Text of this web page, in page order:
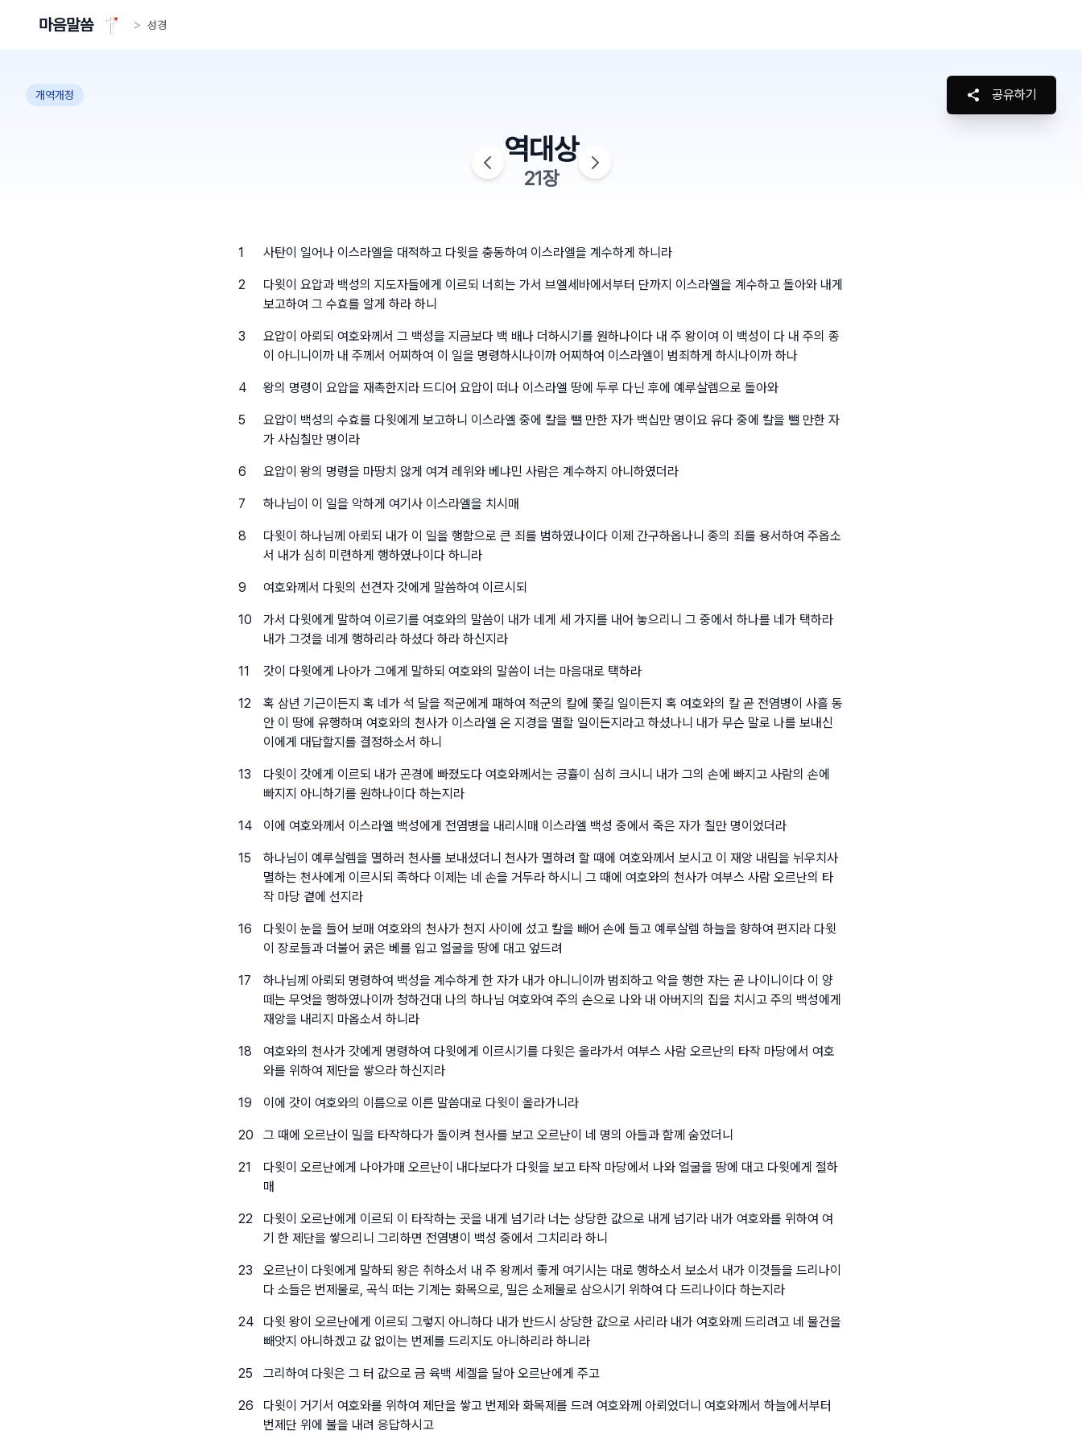
마음말씀 > 성경
개역개정 공유하기
역대상
21장
1 사탄이 일어나 이스라엘을 대적하고 다윗을 충동하여 이스라엘을 계수하게 하니라
2
다윗이 요압과 백성의 지도자들에게 이르되 너희는 가서 브엘세바에서부터 단까지 이스라엘을 계수하고 돌아와 내게
보고하여 그 수효를 알게 하라 하니
3
요압이 아뢰되 여호와께서 그 백성을 지금보다 백 배나 더하시기를 원하나이다 내 주 왕이여 이 백성이 다 내 주의 종
이 아니니이까 내 주께서 어찌하여 이 일을 명령하시나이까 어찌하여 이스라엘이 범죄하게 하시나이까 하나
4 왕의 명령이 요압을 재촉한지라 드디어 요압이 떠나 이스라엘 땅에 두루 다닌 후에 예루살렘으로 돌아와
5
요압이 백성의 수효를 다윗에게 보고하니 이스라엘 중에 칼을 뺄 만한 자가 백십만 명이요 유다 중에 칼을 뺄 만한 자
가 사십칠만 명이라
6 요압이 왕의 명령을 마땅치 않게 여겨 레위와 베냐민 사람은 계수하지 아니하였더라
7 하나님이 이 일을 악하게 여기사 이스라엘을 치시매
8
다윗이 하나님께 아뢰되 내가 이 일을 행함으로 큰 죄를 범하였나이다 이제 간구하옵나니 종의 죄를 용서하여 주옵소
서 내가 심히 미련하게 행하였나이다 하니라
9 여호와께서 다윗의 선견자 갓에게 말씀하여 이르시되
10
가서 다윗에게 말하여 이르기를 여호와의 말씀이 내가 네게 세 가지를 내어 놓으리니 그 중에서 하나를 네가 택하라
내가 그것을 네게 행하리라 하셨다 하라 하신지라
11 갓이 다윗에게 나아가 그에게 말하되 여호와의 말씀이 너는 마음대로 택하라
12
혹 삼년 기근이든지 혹 네가 석 달을 적군에게 패하여 적군의 칼에 쫓길 일이든지 혹 여호와의 칼 곧 전염병이 사흘 동
안 이 땅에 유행하며 여호와의 천사가 이스라엘 온 지경을 멸할 일이든지라고 하셨나니 내가 무슨 말로 나를 보내신
이에게 대답할지를 결정하소서 하니
13
다윗이 갓에게 이르되 내가 곤경에 빠졌도다 여호와께서는 긍휼이 심히 크시니 내가 그의 손에 빠지고 사람의 손에
빠지지 아니하기를 원하나이다 하는지라
14 이에 여호와께서 이스라엘 백성에게 전염병을 내리시매 이스라엘 백성 중에서 죽은 자가 칠만 명이었더라
15
하나님이 예루살렘을 멸하러 천사를 보내셨더니 천사가 멸하려 할 때에 여호와께서 보시고 이 재앙 내림을 뉘우치사
멸하는 천사에게 이르시되 족하다 이제는 네 손을 거두라 하시니 그 때에 여호와의 천사가 여부스 사람 오르난의 타
작 마당 곁에 선지라
16
다윗이 눈을 들어 보매 여호와의 천사가 천지 사이에 섰고 칼을 빼어 손에 들고 예루살렘 하늘을 향하여 편지라 다윗
이 장로들과 더불어 굵은 베를 입고 얼굴을 땅에 대고 엎드려
17
하나님께 아뢰되 명령하여 백성을 계수하게 한 자가 내가 아니니이까 범죄하고 악을 행한 자는 곧 나이니이다 이 양
떼는 무엇을 행하였나이까 청하건대 나의 하나님 여호와여 주의 손으로 나와 내 아버지의 집을 치시고 주의 백성에게
재앙을 내리지 마옵소서 하니라
18
여호와의 천사가 갓에게 명령하여 다윗에게 이르시기를 다윗은 올라가서 여부스 사람 오르난의 타작 마당에서 여호
와를 위하여 제단을 쌓으라 하신지라
19 이에 갓이 여호와의 이름으로 이른 말씀대로 다윗이 올라가니라
20 그 때에 오르난이 밀을 타작하다가 돌이켜 천사를 보고 오르난이 네 명의 아들과 함께 숨었더니
21
다윗이 오르난에게 나아가매 오르난이 내다보다가 다윗을 보고 타작 마당에서 나와 얼굴을 땅에 대고 다윗에게 절하
매
22
다윗이 오르난에게 이르되 이 타작하는 곳을 내게 넘기라 너는 상당한 값으로 내게 넘기라 내가 여호와를 위하여 여
기 한 제단을 쌓으리니 그리하면 전염병이 백성 중에서 그치리라 하니
23
오르난이 다윗에게 말하되 왕은 취하소서 내 주 왕께서 좋게 여기시는 대로 행하소서 보소서 내가 이것들을 드리나이
다 소들은 번제물로, 곡식 떠는 기계는 화목으로, 밀은 소제물로 삼으시기 위하여 다 드리나이다 하는지라
24
다윗 왕이 오르난에게 이르되 그렇지 아니하다 내가 반드시 상당한 값으로 사리라 내가 여호와께 드리려고 네 물건을
빼앗지 아니하겠고 값 없이는 번제를 드리지도 아니하리라 하니라
25 그리하여 다윗은 그 터 값으로 금 육백 세겔을 달아 오르난에게 주고
26
다윗이 거기서 여호와를 위하여 제단을 쌓고 번제와 화목제를 드려 여호와께 아뢰었더니 여호와께서 하늘에서부터
번제단 위에 불을 내려 응답하시고